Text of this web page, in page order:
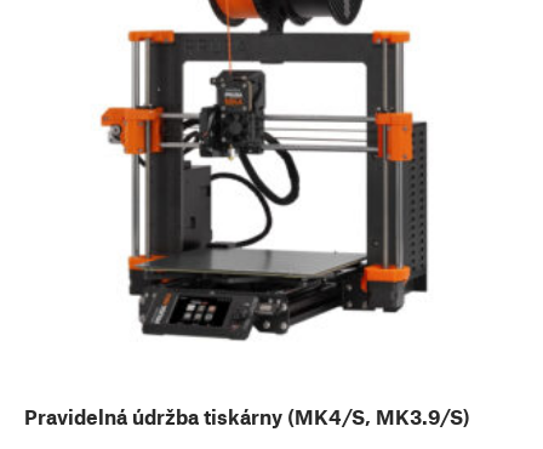
Pravidelná údržba tiskárny (MK4/S, MK3.9/S)